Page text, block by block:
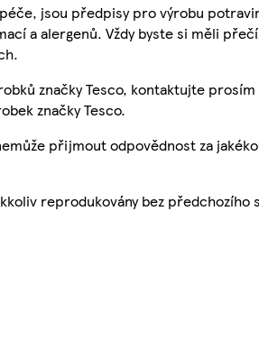
jsou předpisy pro výrobu
a alergenů. Vždy byste si měli
značky Tesco, kontaktujte
značky Tesco.
přijmout odpovědnost za
reprodukovány bez předchozího